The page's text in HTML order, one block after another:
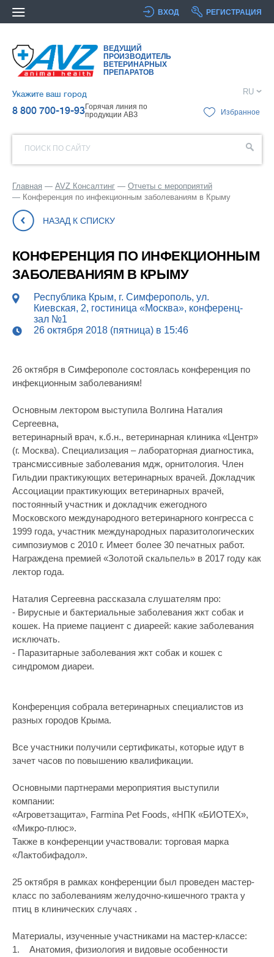
ВХОД РЕГИСТРАЦИЯ
ВЕДУЩИЙ
ПРОИЗВОДИТЕЛЬ
ВЕТЕРИНАРНЫХ
ПРЕПАРАТОВ
Укажите ваш город
8 800 700-19-93Горячая линия по
продукции АВЗ
RU
Избранное
ПОИСК ПО САЙТУ
Главная AVZ Консалтинг
Отчеты с мероприятий
Конференция по инфекционным заболеваниям в Крыму
НАЗАД К СПИСКУ
КОНФЕРЕНЦИЯ ПО ИНФЕКЦИОННЫМ
ЗАБОЛЕВАНИЯМ В КРЫМУ
Республика Крым, г. Симферополь, ул.
Киевская, 2, гостиница «Москва», конференц-
зал №1
26 октября 2018 (пятница) в 15:46
26 октября в Симферополе состоялась конференция по
инфекционным заболеваниям!
Основным лектором выступила Волгина Наталия
Сергеевна,
ветеринарный врач, к.б.н., ветеринарная клиника «Центр»
(г. Москва). Специализация – лабораторная диагностика,
трансмиссивные заболевания мдж, орнитология. Член
Гильдии практикующих ветеринарных врачей. Докладчик
Ассоциации практикующих ветеринарных врачей,
постоянный участник и докладчик ежегодного
Московского международного ветеринарного конгресса с
1999 года, участник международных паразитологических
симпозиумов с 2010 г. Имеет более 30 печатных работ.
Награждена премией «Золотой скальпель» в 2017 году как
лектор года.
Наталия Сергеевна рассказала слушателям про:
- Вирусные и бактериальные заболевания жкт собак и
кошек. На приеме пациент с диареей: какие заболевания
исключать.
- Паразитарные заболевания жкт собак и кошек с
синдромом диареи.
Конференция собрала ветеринарных специалистов из
разных городов Крыма.
Все участники получили сертификаты, которые идут в
зачет часов по повышению квалификации.
Основными партнерами мероприятия выступили
компании:
«Агроветзащита», Farmina Pet Foods, «НПК «БИОТЕХ»,
«Микро-плюс».
Также в конференции участвовали: торговая марка
«Лактобифадол».
25 октября в рамках конференции был проведен мастер-
класс по заболеваниям желудочно-кишечного тракта у
птиц в клинических случаях .
Материалы, изученные участниками на мастер-классе:
1. Анатомия, физиология и видовые особенности